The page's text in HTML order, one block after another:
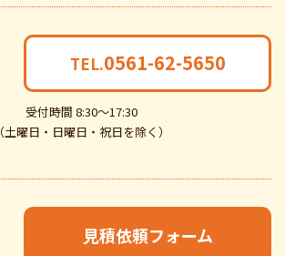
受付時間 8:30～17:30
（土曜日・日曜日・祝日を除く）
TEL.0561-62-5650
見積依頼フォーム